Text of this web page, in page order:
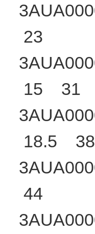
23
15 31
18.5 38
44